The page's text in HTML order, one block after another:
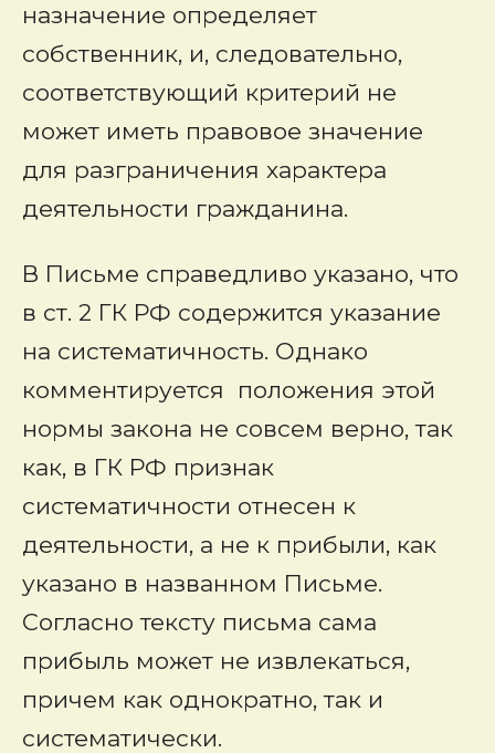
назначение определяет
собственник, и, следовательно,
соответствующий критерий не
может иметь правовое значение
для разграничения характера
деятельности гражданина.
В Письме справедливо указано, что
в ст. 2 ГК РФ содержится указание
на систематичность. Однако
комментируется положения этой
нормы закона не совсем верно, так
как, в ГК РФ признак
систематичности отнесен к
деятельности, а не к прибыли, как
указано в названном Письме.
Согласно тексту письма сама
прибыль может не извлекаться,
причем как однократно, так и
систематически.